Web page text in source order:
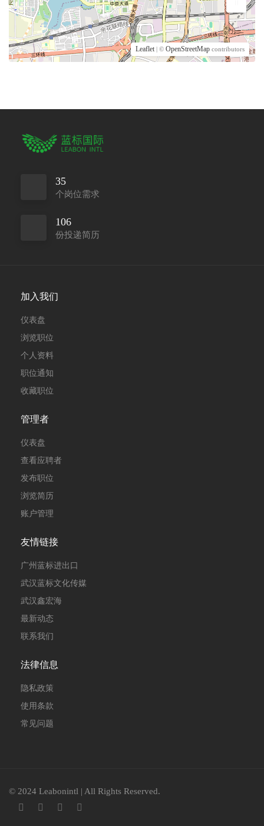
Leaflet | © OpenStreetMap contributors
35
个岗位需求
106
份投递简历
加入我们
仪表盘
浏览职位
个人资料
职位通知
收藏职位
管理者
仪表盘
查看应聘者
发布职位
浏览简历
账户管理
友情链接
广州蓝标进出口
武汉蓝标文化传媒
武汉鑫宏海
最新动态
联系我们
法律信息
隐私政策
使用条款
常见问题
© 2024 Leabonintl | All Rights Reserved.